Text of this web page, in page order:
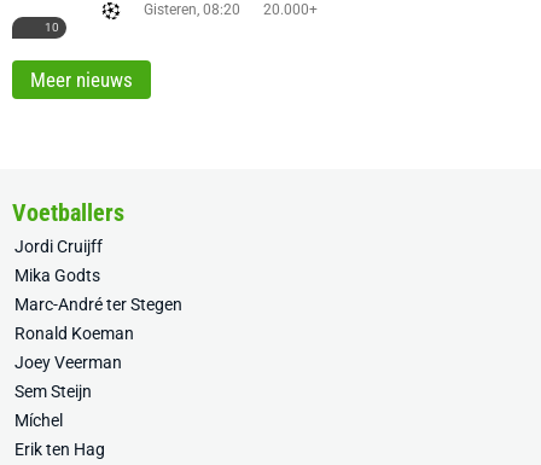
10
Gisteren, 08:20 20.000+
Meer nieuws
Voetballers
Jordi Cruijff
Mika Godts
Marc-André ter Stegen
Ronald Koeman
Joey Veerman
Sem Steijn
Míchel
Erik ten Hag